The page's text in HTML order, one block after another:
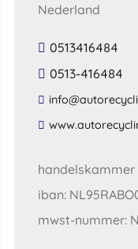
Nederland
0513416484
0513-416484
handelskammer
iban:
mwst-nummer: